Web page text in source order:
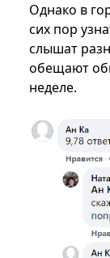
Однако в
сих пор
слышат
обещают
неделе.